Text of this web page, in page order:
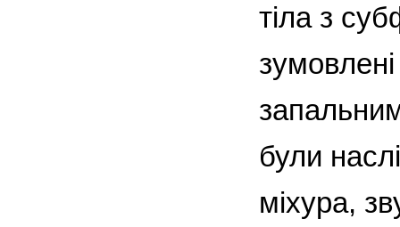
тіла з
були
міхура,